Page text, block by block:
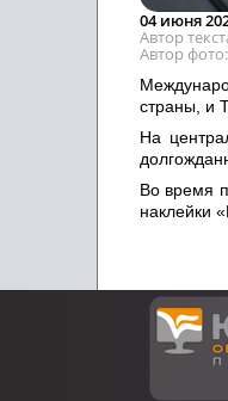
04 июня
Автор
Автор фото
страны, и
На
Во время
наклейки